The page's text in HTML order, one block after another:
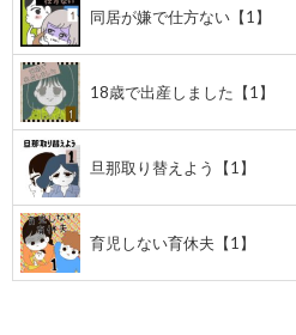
同居が嫌で仕方ない【1】
18歳で出産しました【1】
旦那取り替えよう【1】
育児しない育休夫【1】